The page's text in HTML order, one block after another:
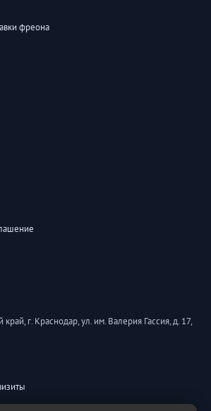
фреона
г. Краснодар, ул. им. Валерия Гассия, д. 17,